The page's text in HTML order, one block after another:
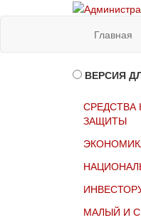
Главная
ВЕРСИЯ
СРЕДСТВА
ЗАЩИТЫ
МАЛЫЙ И